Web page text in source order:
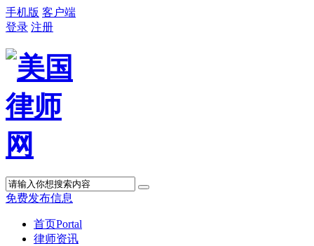
手机版 客户端
登录 注册
免费发布信息
首页Portal
律师资讯